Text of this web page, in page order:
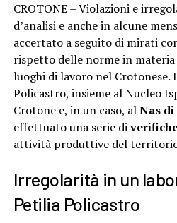
CROTONE – Violazioni e
d’analisi e anche in alcune
accertato a seguito di mirati
rispetto delle norme in materia
luoghi di lavoro nel
Policastro, insieme al Nucleo
Crotone e, in un caso, alNas di
effettuato una serie di
attività produttive del
Irregolarità in un
Petilia Policastro